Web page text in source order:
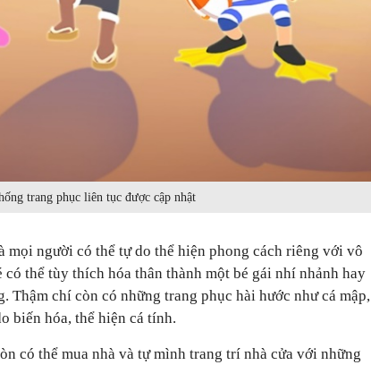
trang phục liên tục được cập nhật
mọi người có thể tự do thể hiện phong cách riêng với vô
có thể tùy thích hóa thân thành một bé gái nhí nhảnh hay
Thậm chí còn có những trang phục hài hước như cá mập,
biến hóa, thể hiện cá tính.
có thể mua nhà và tự mình trang trí nhà cửa với những